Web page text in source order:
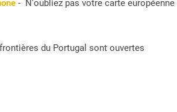
- N'oubliez pas votre carte européenne
du Portugal sont ouvertes